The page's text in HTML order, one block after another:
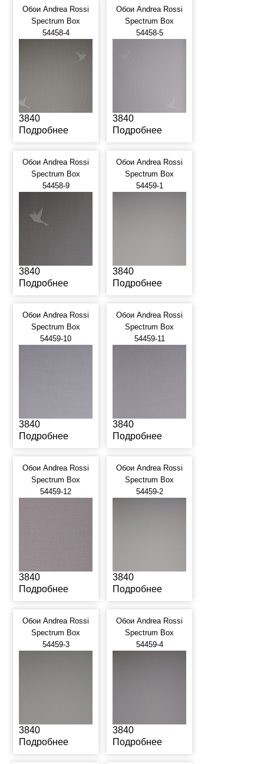
Обои Andrea Rossi
Spectrum Box
54458-4
3840
Подробнее
Обои Andrea Rossi
Spectrum Box
54458-5
3840
Подробнее
Обои Andrea Rossi
Spectrum Box
54458-9
3840
Подробнее
Обои Andrea Rossi
Spectrum Box
54459-1
3840
Подробнее
Обои Andrea Rossi
Spectrum Box
54459-10
3840
Подробнее
Обои Andrea Rossi
Spectrum Box
54459-11
3840
Подробнее
Обои Andrea Rossi
Spectrum Box
54459-12
3840
Подробнее
Обои Andrea Rossi
Spectrum Box
54459-2
3840
Подробнее
Обои Andrea Rossi
Spectrum Box
54459-3
3840
Подробнее
Обои Andrea Rossi
Spectrum Box
54459-4
3840
Подробнее